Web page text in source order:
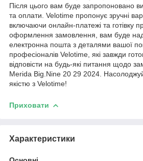
Після цього вам буде запропоновано
та оплати. Velotime пропонує зручні
включаючи онлайн-платежі та готівку
оформлення замовлення, вам буде
електронна пошта з деталями вашої
професіоналів Velotime, які завжди
відповісти на будь-які питання щодо
Merida Big.Nine 20 29 2024.
якістю з Velotime!
Приховати
Характеристики